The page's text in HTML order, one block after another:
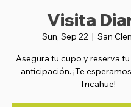
Visita
Sun, Sep 22
  |
San
Asegura tu cupo y reserva
anticipación. ¡Te
Tricahue!